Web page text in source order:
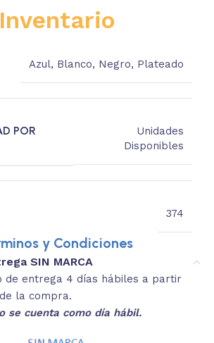
Inventario
Azul, Blanco, Negro, Plateado
POR
Unidades
Disponibles
374
y Condiciones
SIN MARCA
de entrega 4 días hábiles a partir
la compra.
se cuenta como día hábil.